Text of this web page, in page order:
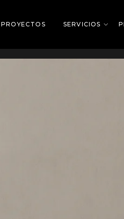
PROYECTOS SERVICIOS
PROYECTOS SERVICIOS